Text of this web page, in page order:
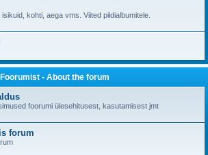
kohti, aega vms. Viited pildialbumitele.
Foorumist - About the forum
foorumi ülesehitusest, kasutamisest jmt
forum